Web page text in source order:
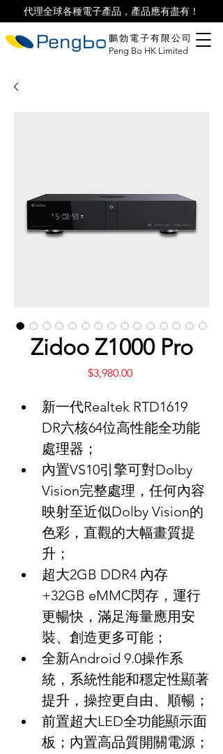
代理全球各種電子產品，產品應有盡有！
鵬勃電子有限公司
Peng Bo HK Limited
Zidoo Z1000 Pro
$3,980.00Price
新一代Realtek RTD1619
DR六核64位高性能全功能
處理器；
內置VS10引擎可對Dolby
Vision完整處理，任何內容
映射至近似Dolby Vision的
色彩，直觀的大幅畫質提
升；
超大2GB DDR4 內存
+32GB eMMC閃存，運行
更暢快，滿足海量應用安
裝、創造更多可能；
全新Android 9.0操作系
統，系統性能和穩定性顯著
提升，操控更自由、順暢；
前置超大LED全功能顯示面
板；內置高品質開關電源；